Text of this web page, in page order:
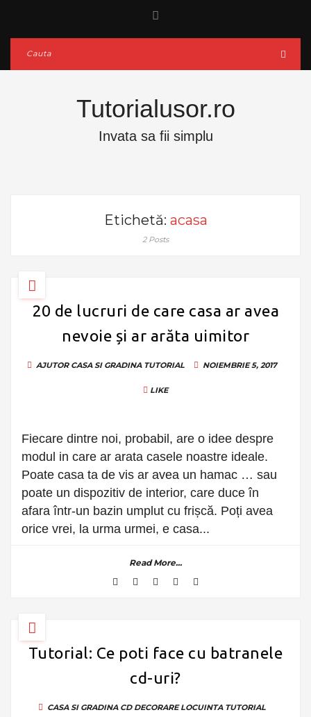
Tutorialusor.ro
Invata sa fii simplu
Etichetă: acasa
2 Posts
20 de lucruri de care casa ar avea
nevoie și ar arăta uimitor
AJUTOR CASA SI GRADINA TUTORIAL NOIEMBRIE 5, 2017
LIKE
Fiecare dintre noi, probabil, are o idee despre
modul in care ar arata casele noastre ideale.
Poate casa ta de vis ar avea un hamac … sau
poate un dispozitiv de interior, care duce în
afara într-un bazin umplut cu frișcă. Poți avea
orice vrei, la urma urmei, e casa...
Read More...
Tutorial: Ce poti face cu batranele
cd-uri?
CASA SI GRADINA CD DECORARE LOCUINTA TUTORIAL